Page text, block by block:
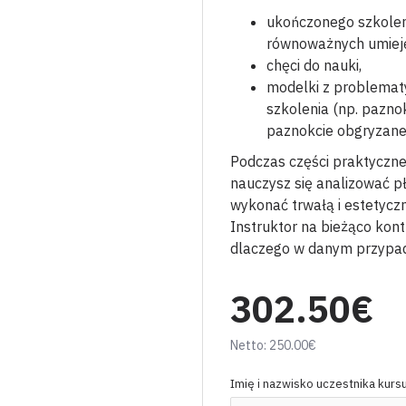
ukończonego
równoważnych
chęci do nauki,
modelki z
szkolenia (np.
paznokcie
Podczas części
nauczysz się analizować
wykonać trwałą i
Instruktor na bieżąco
dlaczego w danym
302.50€
Netto: 250.00€
Imię i nazwisko uczestnika